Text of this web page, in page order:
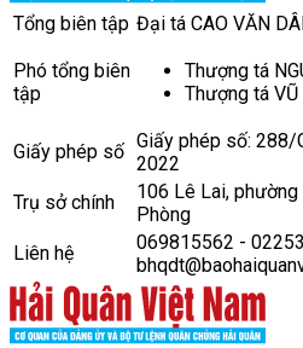
Tổng biên tập Đại tá CAO VĂN
Phó tổng biên
tập
Thượng tá
Thượng tá VŨ
Giấy phép số Giấy phép số: 288/
2022
Trụ sở chính
106 Lê Lai, phường
Phòng
Liên hệ
069815562 -